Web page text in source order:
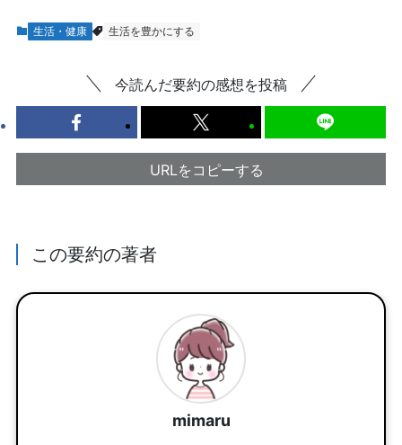
生活・健康 生活を豊かにする
今読んだ要約の感想を投稿
URLをコピーする
この要約の著者
mimaru